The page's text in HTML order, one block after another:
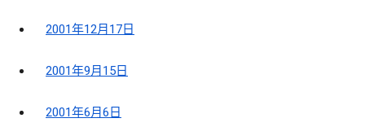
2001年12月17日
2001年9月15日
2001年6月6日